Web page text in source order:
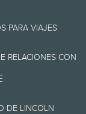
No
PARA VIAJES
RELACIONES CON
DE LINCOLN